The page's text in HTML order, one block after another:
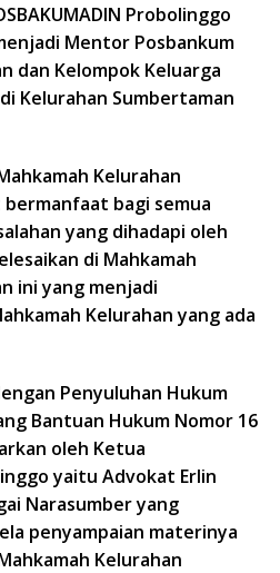
Probolinggo
Mentor Posbankum
dan Kelompok Keluarga
Kelurahan Sumbertaman
Kelurahan
bagi semua
yang dihadapi oleh
di Mahkamah
ini yang menjadi
Kelurahan yang ada
Penyuluhan Hukum
Bantuan Hukum Nomor 16
oleh Ketua
yaitu Advokat Erlin
Narasumber yang
penyampaian materinya
Kelurahan